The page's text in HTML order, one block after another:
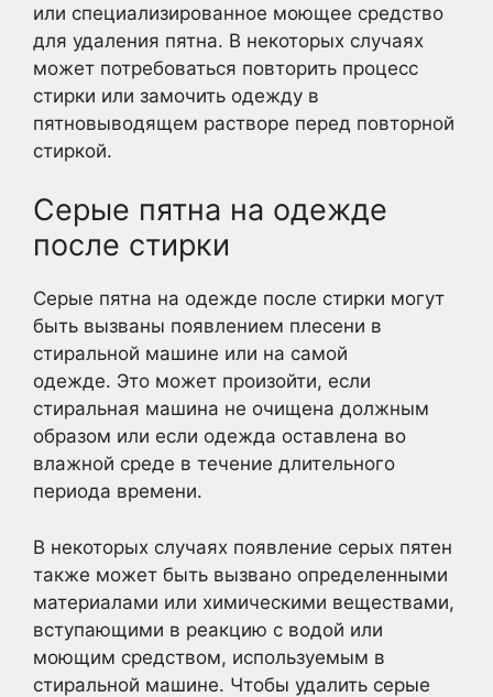
или специализированное моющее средство
для удаления пятна. В некоторых случаях
может потребоваться повторить процесс
стирки или замочить одежду в
пятновыводящем растворе перед повторной
стиркой.
Серые пятна на одежде
после стирки
Серые пятна на одежде после стирки могут
быть вызваны появлением плесени в
стиральной машине или на самой
одежде. Это может произойти, если
стиральная машина не очищена должным
образом или если одежда оставлена во
влажной среде в течение длительного
периода времени.
В некоторых случаях появление серых пятен
также может быть вызвано определенными
материалами или химическими веществами,
вступающими в реакцию с водой или
моющим средством, используемым в
стиральной машине. Чтобы удалить серые